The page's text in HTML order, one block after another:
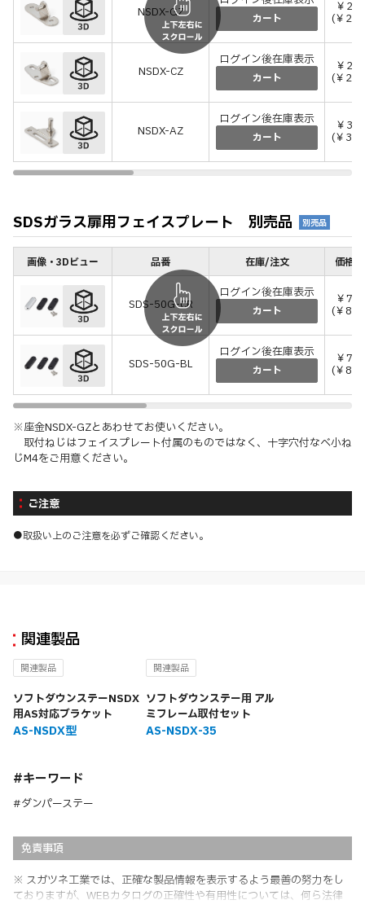
NSDX-GZ カート
￥
(￥
NSDX-CZ
ログイン後在庫表示
カート
￥
(￥
NSDX-AZ
ログイン後在庫表示
カート
￥
(￥
SDSガラス扉用フェイスプレート 別売品 別売品
画像・3Dビュー 品番 在庫/注文 価格(
SDS-50G-CR
ログイン後在庫表示
カート
￥
(￥
SDS-50G-BL
ログイン後在庫表示
カート
￥
(￥
※座金NSDX-GZとあわせてお使いください。
取付ねじはフェイスプレート付属のものではなく、十字穴付なべ小ね
じM4をご用意ください。
ご注意
●取扱い上のご注意を必ずご確認ください。
関連製品
関連製品
ソフトダウンステーNSDX
用AS対応ブラケット
AS-NSDX型
関連製品
ソフトダウンステー用 アル
ミフレーム取付セット
AS-NSDX-35
#キーワード
#ダンパーステー
免責事項
※ スガツネ工業では、正確な製品情報を表示するよう最善の努力をし
ておりますが、WEBカタログの正確性や有用性については、何ら法律